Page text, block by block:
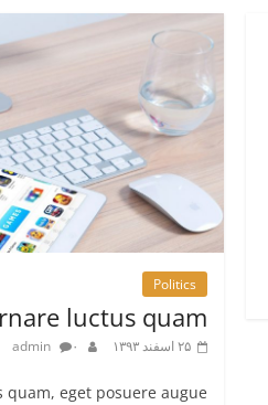
Politics
luctus quam
۲۵ اسفند ۱۳۹۳ admin ۰ دیدگاه
quam, eget posuere augue